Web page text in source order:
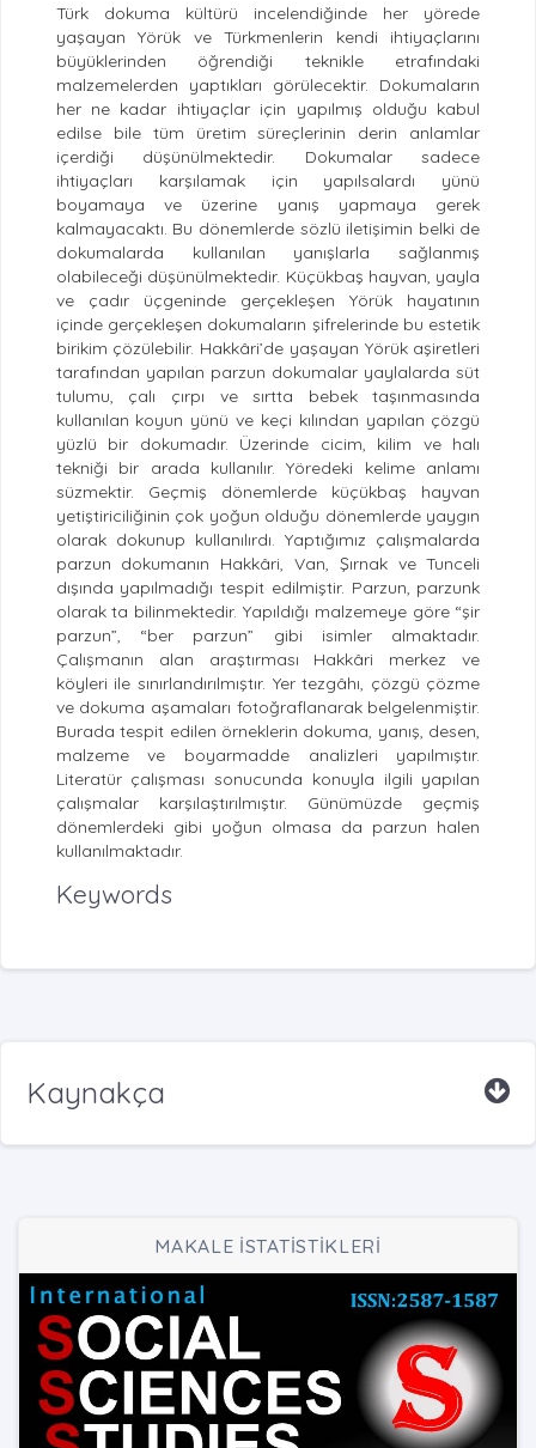
Türk dokuma kültürü incelendiğinde her yörede
yaşayan Yörük ve Türkmenlerin kendi ihtiyaçlarını
büyüklerinden öğrendiği teknikle etrafındaki
malzemelerden yaptıkları görülecektir. Dokumaların
her ne kadar ihtiyaçlar için yapılmış olduğu kabul
edilse bile tüm üretim süreçlerinin derin anlamlar
içerdiği düşünülmektedir. Dokumalar sadece
ihtiyaçları karşılamak için yapılsalardı yünü
boyamaya ve üzerine yanış yapmaya gerek
kalmayacaktı. Bu dönemlerde sözlü iletişimin belki de
dokumalarda kullanılan yanışlarla sağlanmış
olabileceği düşünülmektedir. Küçükbaş hayvan, yayla
ve çadır üçgeninde gerçekleşen Yörük hayatının
içinde gerçekleşen dokumaların şifrelerinde bu estetik
birikim çözülebilir. Hakkâri’de yaşayan Yörük aşiretleri
tarafından yapılan parzun dokumalar yaylalarda süt
tulumu, çalı çırpı ve sırtta bebek taşınmasında
kullanılan koyun yünü ve keçi kılından yapılan çözgü
yüzlü bir dokumadır. Üzerinde cicim, kilim ve halı
tekniği bir arada kullanılır. Yöredeki kelime anlamı
süzmektir. Geçmiş dönemlerde küçükbaş hayvan
yetiştiriciliğinin çok yoğun olduğu dönemlerde yaygın
olarak dokunup kullanılırdı. Yaptığımız çalışmalarda
parzun dokumanın Hakkâri, Van, Şırnak ve Tunceli
dışında yapılmadığı tespit edilmiştir. Parzun, parzunk
olarak ta bilinmektedir. Yapıldığı malzemeye göre “şir
parzun”, “ber parzun” gibi isimler almaktadır.
Çalışmanın alan araştırması Hakkâri merkez ve
köyleri ile sınırlandırılmıştır. Yer tezgâhı, çözgü çözme
ve dokuma aşamaları fotoğraflanarak belgelenmiştir.
Burada tespit edilen örneklerin dokuma, yanış, desen,
malzeme ve boyarmadde analizleri yapılmıştır.
Literatür çalışması sonucunda konuyla ilgili yapılan
çalışmalar karşılaştırılmıştır. Günümüzde geçmiş
dönemlerdeki gibi yoğun olmasa da parzun halen
kullanılmaktadır.
Keywords
Kaynakça
MAKALE İSTATİSTİKLERİ